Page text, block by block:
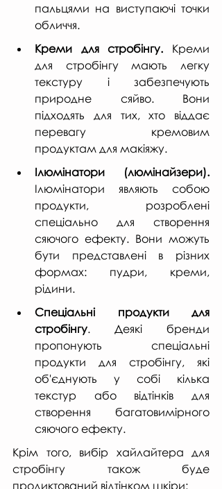
пальцями на виступаючі точки
обличчя.
Креми для стробінгу. Креми
для стробінгу мають легку
текстуру і забезпечують
природне сяйво. Вони
підходять для тих, хто віддає
перевагу кремовим
продуктам для макіяжу.
Ілюмінатори (люмінайзери).
Ілюмінатори являють собою
продукти, розроблені
спеціально для створення
сяючого ефекту. Вони можуть
бути представлені в різних
формах: пудри, креми,
рідини.
Спеціальні продукти для
стробінгу. Деякі бренди
пропонують спеціальні
продукти для стробінгу, які
об'єднують у собі кілька
текстур або відтінків для
створення багатовимірного
сяючого ефекту.
Крім того, вибір хайлайтера для
стробінгу також буде
продиктований відтінком шкіри: